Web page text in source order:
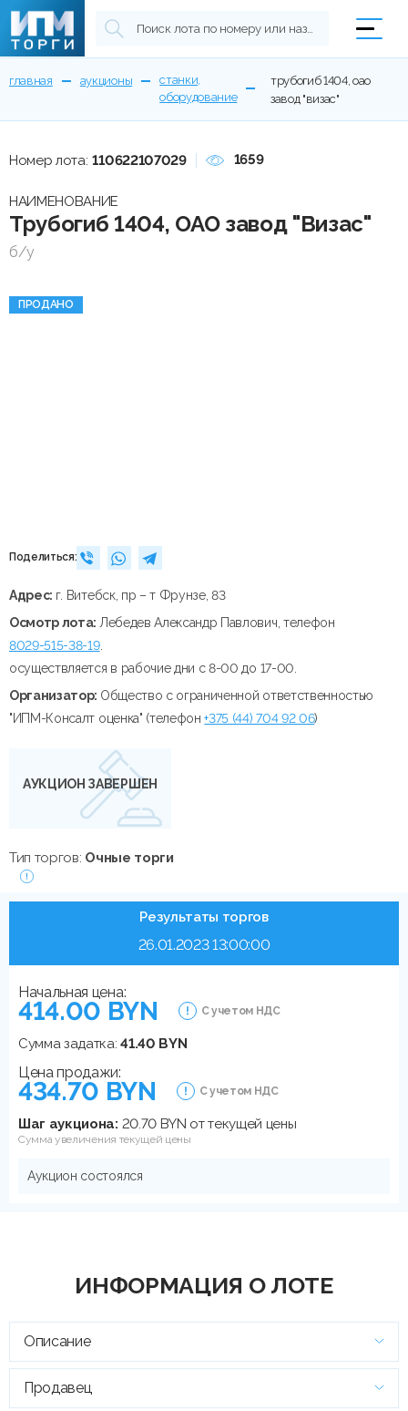
главная аукционы
станки,
оборудование
трубогиб 1404, оао
завод "визас"
ПРОДАНО
Поделиться:
Номер лота: 110622107029 1659
НАИМЕНОВАНИЕ
Трубогиб 1404, ОАО завод "Визас"
б/у
Адрес: г. Витебск, пр – т Фрунзе, 83
Осмотр лота: Лебедев Александр Павлович, телефон
8029-515-38-19.
осуществляется в рабочие дни с 8-00 до 17-00.
Организатор: Общество с ограниченной ответственностью
"ИПМ-Консалт оценка" (телефон+375 (44) 704 92 06)
АУКЦИОН ЗАВЕРШЕН
Тип торгов: Очные торги
Результаты торгов
26.01.2023 13:00:00
Начальная цена:
414.00 BYN С учетом НДС
Сумма задатка:41.40 BYN
Цена продажи:
434.70 BYN С учетом НДС
Шаг аукциона: 20.70 BYN от текущей цены
Сумма увеличения текущей цены
Аукцион состоялся
ИНФОРМАЦИЯ О ЛОТЕ
Описание
Продавец